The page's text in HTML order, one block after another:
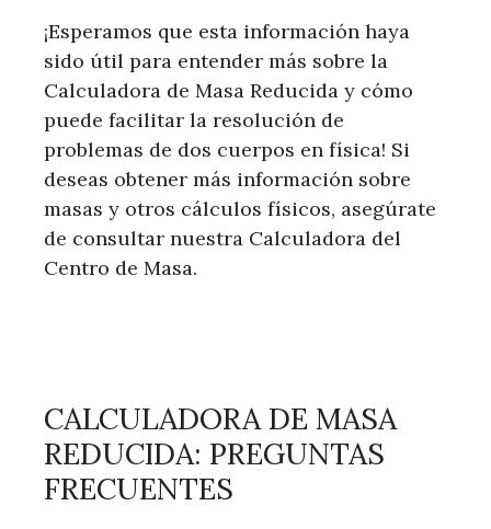
¡Esperamos que esta información haya
sido útil para entender más sobre la
Calculadora de Masa Reducida y cómo
puede facilitar la resolución de
problemas de dos cuerpos en física! Si
deseas obtener más información sobre
masas y otros cálculos físicos, asegúrate
de consultar nuestra Calculadora del
Centro de Masa.
CALCULADORA DE MASA
REDUCIDA: PREGUNTAS
FRECUENTES